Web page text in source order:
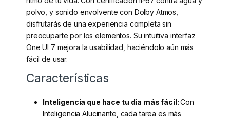
polvo, y sonido envolvente con Dolby Atmos,
disfrutarás de una experiencia completa sin
preocuparte por los elementos. Su intuitiva interfaz
One UI 7 mejora la usabilidad, haciéndolo aún más
fácil de usar.
Características
Inteligencia que hace tu día más fácil:Con
Inteligencia Alucinante, cada tarea es más